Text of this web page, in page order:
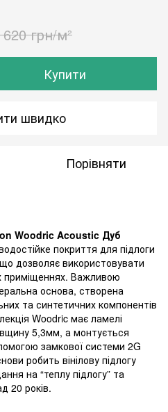
грн/м²
Купити
швидко
Порівняти
Woodric Acoustic Дуб
покриття для підлоги
дозволяє використовувати
приміщеннях. Важливою
основа, створена
та синтетичних компонентів
Woodric має ламелі
5,3мм, а монтується
замкової системи 2G
робить вінілову підлогу
на “теплу підлогу” та
понад 20 років.